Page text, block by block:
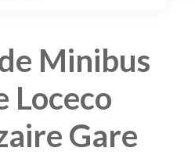
Minibus
Loceco
Gare